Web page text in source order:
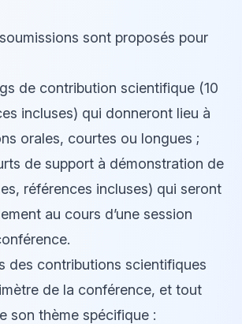
sont proposés pour
de contribution scientifique (10
incluses) qui donneront lieu à
orales, courtes ou longues ;
de support à démonstration de
références incluses) qui seront
au cours d’une session
des contributions scientifiques
de la conférence, et tout
son thème spécifique :